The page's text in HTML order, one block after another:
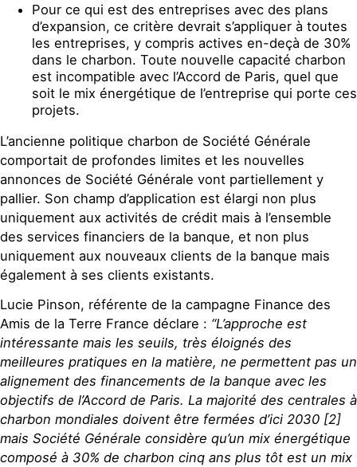
Pour ce qui est des entreprises avec des plans
d’expansion, ce critère devrait s’appliquer à toutes
les entreprises, y compris actives en-deçà de 30%
dans le charbon. Toute nouvelle capacité charbon
est incompatible avec l’Accord de Paris, quel que
soit le mix énergétique de l’entreprise qui porte ces
projets.
L’ancienne politique charbon de Société Générale
comportait de profondes limites et les nouvelles
annonces de Société Générale vont partiellement y
pallier. Son champ d’application est élargi non plus
uniquement aux activités de crédit mais à l’ensemble
des services financiers de la banque, et non plus
uniquement aux nouveaux clients de la banque mais
également à ses clients existants.
Lucie Pinson, référente de la campagne Finance des
Amis de la Terre France déclare : “L’approche est
intéressante mais les seuils, très éloignés des
meilleures pratiques en la matière, ne permettent pas un
alignement des financements de la banque avec les
objectifs de l’Accord de Paris. La majorité des centrales à
charbon mondiales doivent être fermées d’ici 2030 [2]
mais Société Générale considère qu’un mix énergétique
composé à 30% de charbon cinq ans plus tôt est un mix